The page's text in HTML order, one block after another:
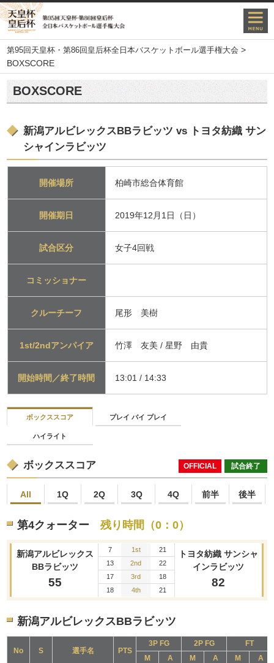
第95回天皇杯・第86回皇后杯全日本バスケットボール選手権大会 >
BOXSCORE
BOXSCORE
新潟アルビレックスBBラビッツ vs トヨタ紡織 サン
シャインラビッツ
開催場所 柏崎市総合体育館
開催期日 2019年12月1日（日）
試合区分 女子4回戦
コミッショナー
クルーチーフ 尾形 美樹
1st/2ndアンパイア 竹澤 友美 / 星野 由貴
開始時間／終了時間 13:01 / 14:33
ボックススコア プレイ バイ プレイ
ハイライト
ボックススコア OFFICIAL 試合終了
All 1Q 2Q 3Q 4Q 前半 後半
第4クォーター残り時間（0：0）
新潟アルビレックス
BBラビッツ
55
7 1st 21
トヨタ紡織 サンシャ
インラビッツ
82
13 2nd
22
17
3rd
18
18
4th 21
新潟アルビレックスBBラビッツ
No S 選手名 PTS
3P FG 2P FG
FT
M
A M A M
A